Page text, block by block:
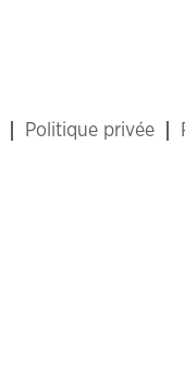
Politique privée